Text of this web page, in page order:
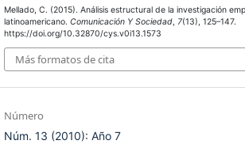
Mellado, C. (2015). Análisis estructural de la investigación
latinoamericano. Comunicación Y Sociedad, 7(13), 125–147.
https://doi.org/10.32870/cys.v0i13.1573
Más formatos de cita
Número
Núm. 13 (2010): Año 7